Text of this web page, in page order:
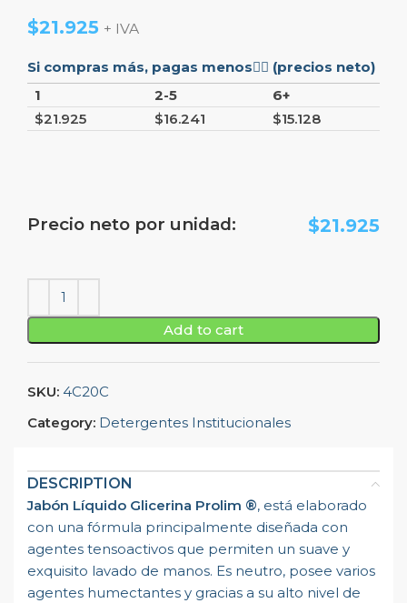
$21.925 + IVA
Si compras más, pagas menos👇🏼 (precios neto)
1
2-5
6+
$21.925 $16.241 $15.128
Precio neto por unidad: $21.925
Add to cart
SKU: 4C20C
Category: Detergentes Institucionales
DESCRIPTION
Jabón Líquido Glicerina Prolim ®, está elaborado
con una fórmula principalmente diseñada con
agentes tensoactivos que permiten un suave y
exquisito lavado de manos. Es neutro, posee varios
agentes humectantes y gracias a su alto nivel de